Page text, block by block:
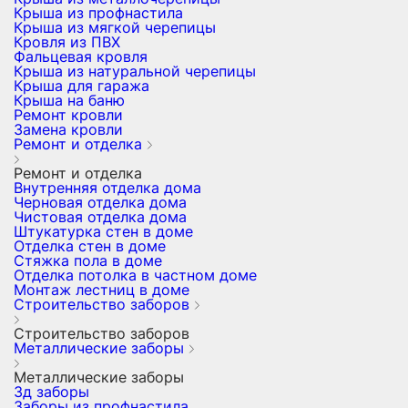
Крыша из профнастила
Крыша из мягкой черепицы
Кровля из ПВХ
Фальцевая кровля
Крыша из натуральной черепицы
Крыша для гаража
Крыша на баню
Ремонт кровли
Замена кровли
Ремонт и отделка
Ремонт и отделка
Внутренняя отделка дома
Черновая отделка дома
Чистовая отделка дома
Штукатурка стен в доме
Отделка стен в доме
Стяжка пола в доме
Отделка потолка в частном доме
Монтаж лестниц в доме
Строительство заборов
Строительство заборов
Металлические заборы
Металлические заборы
3д заборы